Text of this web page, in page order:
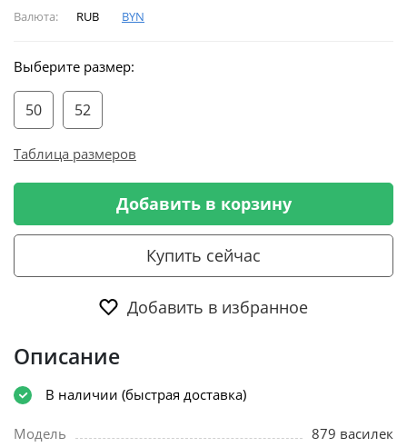
Валюта: RUB BYN
Выберите размер:
50 52
Таблица размеров
Добавить в корзину
Купить сейчас
Добавить в избранное
Описание
В наличии (быстрая доставка)
Модель
879 василек